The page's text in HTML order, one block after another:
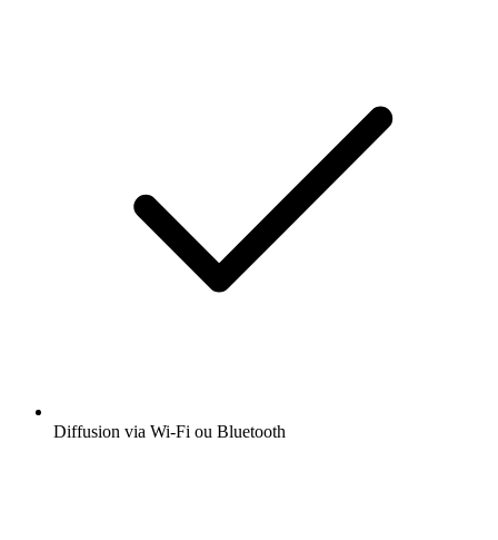
Diffusion via Wi-Fi ou Bluetooth